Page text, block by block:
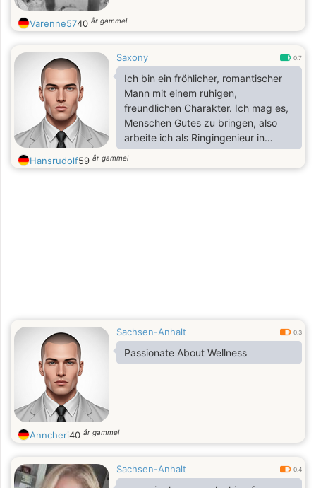
Varenne5740 år gammel
Saxony 0.7
Ich bin ein fröhlicher, romantischer
Mann mit einem ruhigen,
freundlichen Charakter. Ich mag es,
Menschen Gutes zu bringen, also
arbeite ich als Ringingenieur in
meinem Bereich. Ich mag aktive
Ruhe, habe eine tolle Zeit irgendwo
Hansrudolf59 år gammel
Sachsen-Anhalt 0.3
Passionate About Wellness
Anncheri40 år gammel
Sachsen-Anhalt 0.4